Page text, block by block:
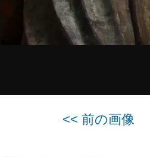
<< 前の画像